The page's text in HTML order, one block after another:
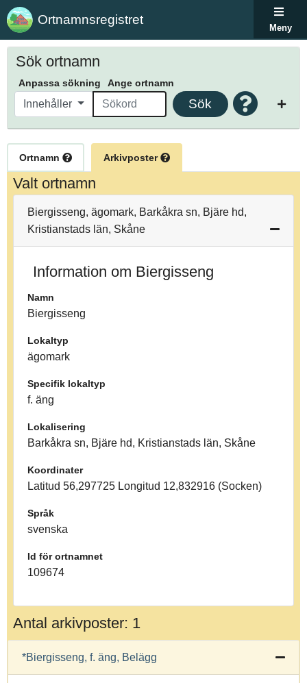
Ortnamnsregistret
Meny
Sök ortnamn
Anpassa sökning Ange ortnamn
Innehåller Sök
Ortnamn Arkivposter
Valt ortnamn
Biergisseng, ägomark, Barkåkra sn, Bjäre hd,
Kristianstads län, Skåne
Information om Biergisseng
Namn
Biergisseng
Lokaltyp
ägomark
Specifik lokaltyp
f. äng
Lokalisering
Barkåkra sn, Bjäre hd, Kristianstads län, Skåne
Koordinater
Latitud 56,297725 Longitud 12,832916 (Socken)
Språk
svenska
Id för ortnamnet
109674
Antal arkivposter: 1
*Biergisseng, f. äng, Belägg